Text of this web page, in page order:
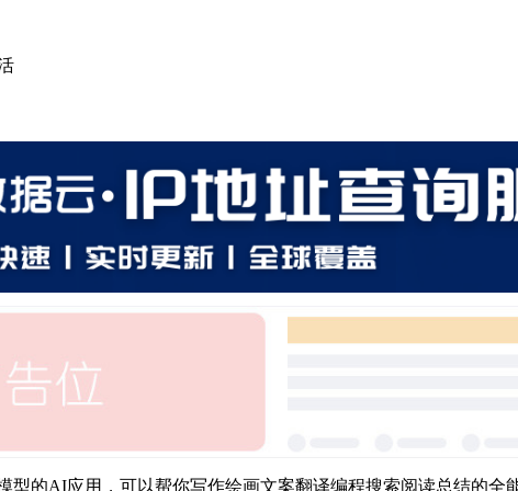
型的AI应用，可以帮你写作绘画文案翻译编程搜索阅读总结的全